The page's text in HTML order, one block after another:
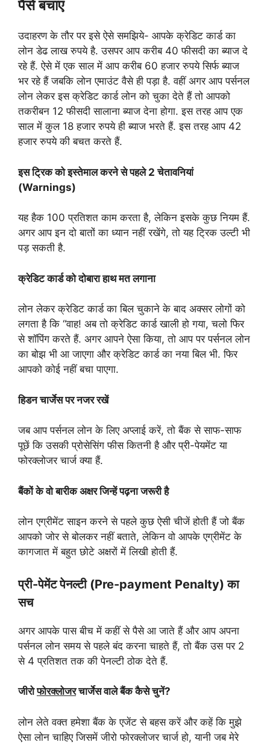
पैसे बचाए
उदाहरण के तौर पर इसे ऐसे समझिये- आपके क्रेडिट कार्ड का
लोन डेढ लाख रुपये है. उसपर आप करीब 40 फीसदी का ब्याज दे
रहे हैं. ऐसे में एक साल में आप करीब 60 हजार रुपये सिर्फ ब्याज
भर रहे हैं जबकि लोन एमाउंट वैसे ही पड़ा है. वहीं अगर आप पर्सनल
लोन लेकर इस क्रेडिट कार्ड लोन को चुका देते हैं तो आपको
तकरीबन 12 फीसदी सालाना ब्याज देना होगा. इस तरह आप एक
साल में कुल 18 हजार रुपये ही ब्याज भरते हैं. इस तरह आप 42
हजार रुपये की बचत करते हैं.
इस ट्रिक को इस्तेमाल करने से पहले 2 चेतावनियां
(Warnings)
यह हैक 100 प्रतिशत काम करता है, लेकिन इसके कुछ नियम हैं.
अगर आप इन दो बातों का ध्यान नहीं रखेंगे, तो यह ट्रिक उल्टी भी
पड़ सकती है.
क्रेडिट कार्ड को दोबारा हाथ मत लगाना
लोन लेकर क्रेडिट कार्ड का बिल चुकाने के बाद अक्सर लोगों को
लगता है कि “वाह! अब तो क्रेडिट कार्ड खाली हो गया, चलो फिर
से शॉपिंग करते हैं. अगर आपने ऐसा किया, तो आप पर पर्सनल लोन
का बोझ भी आ जाएगा और क्रेडिट कार्ड का नया बिल भी. फिर
आपको कोई नहीं बचा पाएगा.
हिडन चार्जेस पर नजर रखें
जब आप पर्सनल लोन के लिए अप्लाई करें, तो बैंक से साफ-साफ
पूछें कि उसकी प्रोसेसिंग फीस कितनी है और प्री-पेयमेंट या
फोरक्लोजर चार्ज क्या हैं.
बैंकों के वो बारीक अक्षर जिन्हें पढ़ना जरूरी है
लोन एग्रीमेंट साइन करने से पहले कुछ ऐसी चीजें होती हैं जो बैंक
आपको जोर से बोलकर नहीं बताते, लेकिन वो आपके एग्रीमेंट के
कागजात में बहुत छोटे अक्षरों में लिखी होती हैं.
प्री-पेमेंट पेनल्टी (Pre-payment Penalty) का
सच
अगर आपके पास बीच में कहीं से पैसे आ जाते हैं और आप अपना
पर्सनल लोन समय से पहले बंद करना चाहते हैं, तो बैंक उस पर 2
से 4 प्रतिशत तक की पेनल्टी ठोक देते हैं.
जीरोफोरक्लोजरचार्जेस वाले बैंक कैसे चुनें?
लोन लेते वक्त हमेशा बैंक के एजेंट से बहस करें और कहें कि मुझे
ऐसा लोन चाहिए जिसमें जीरो फोरक्लोजर चार्ज हो, यानी जब मेरे